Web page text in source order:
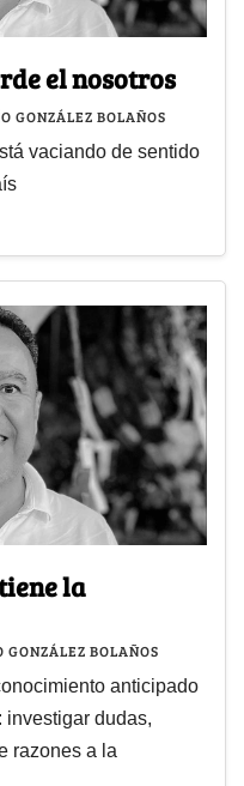
el nosotros
GONZÁLEZ BOLAÑOS
vaciando de sentido
la
GONZÁLEZ BOLAÑOS
anticipado
investigar dudas,
razones a la